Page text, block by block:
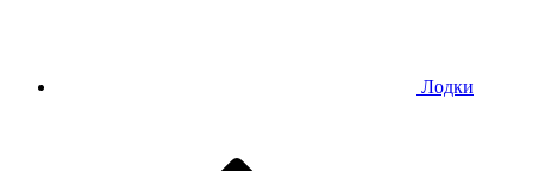
Лодки